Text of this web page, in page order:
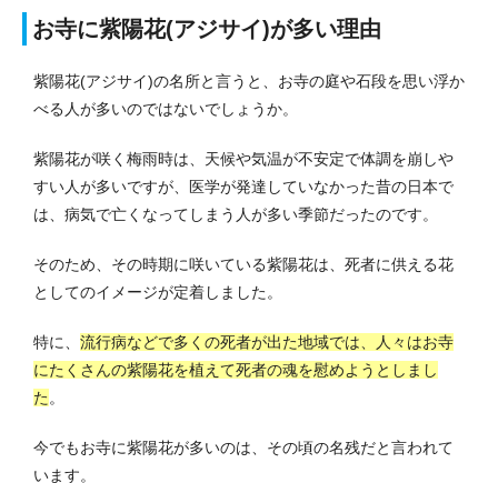
お寺に紫陽花(アジサイ)が多い理由
紫陽花(アジサイ)の名所と言うと、お寺の庭や石段を思い浮か
べる人が多いのではないでしょうか。
紫陽花が咲く梅雨時は、天候や気温が不安定で体調を崩しや
すい人が多いですが、医学が発達していなかった昔の日本で
は、病気で亡くなってしまう人が多い季節だったのです。
そのため、その時期に咲いている紫陽花は、死者に供える花
としてのイメージが定着しました。
特に、 流行病などで多くの死者が出た地域では、人々はお寺
にたくさんの紫陽花を植えて死者の魂を慰めようとしまし
た。
今でもお寺に紫陽花が多いのは、その頃の名残だと言われて
います。